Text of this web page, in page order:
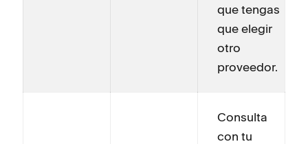
que tengas
que elegir
otro
proveedor.
Consulta
con tu